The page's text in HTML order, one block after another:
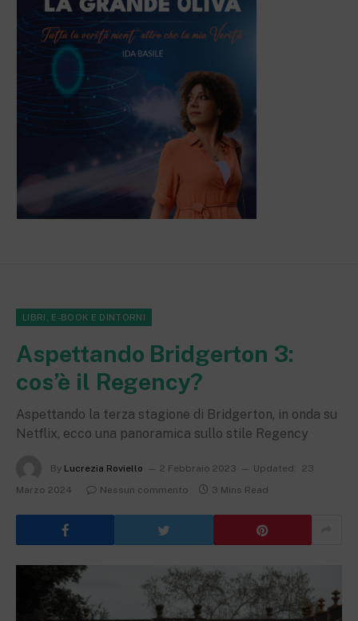
LIBRI, E-BOOK E DINTORNI
Aspettando Bridgerton 3:
cos’è il Regency?
Aspettando la terza stagione di Bridgerton, in onda su
Netflix, ecco una panoramica sullo stile Regency
By Lucrezia Roviello 2 Febbraio 2023 Updated:
23
Marzo 2024
Nessun commento 3 Mins Read